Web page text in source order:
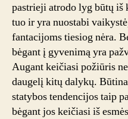
pastrieji atrodo lyg būtų iš
tuo ir yra nuostabi
fantacijoms tiesiog nėra.
bėgant į gyvenimą yra
Augant keičiasi požiūris
daugelį kitų dalykų.
statybos tendencijos taip
bėgant jos keičiasi iš